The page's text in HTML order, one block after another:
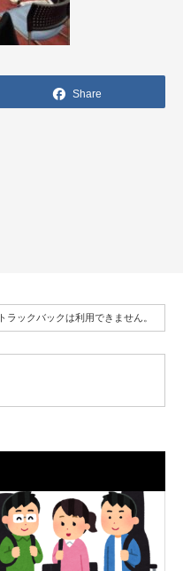
Share
トラックバックは利用できません。